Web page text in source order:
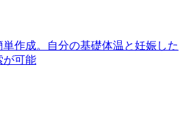
作成。自分の基礎体温と妊娠した
が可能